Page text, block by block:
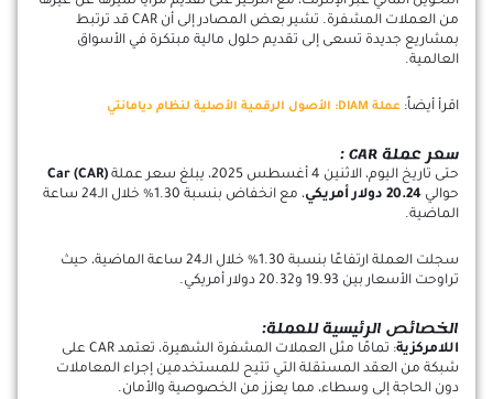
من العملات المشفرة. تشير بعض المصادر إلى أن CAR قد ترتبط
بمشاريع جديدة تسعى إلى تقديم حلول مالية مبتكرة في الأسواق
العالمية.
اقرأ أيضاً: عملة DIAM: الأصول الرقمية الأصلية لنظام ديامانتي
سعر عملة CAR :
حتى تاريخ اليوم، الاثنين 4 أغسطس 2025، يبلغ سعر عملة
Car (CAR)
حوالي 20.24 دولار أمريكي
، مع انخفاض بنسبة 1.30% خلال الـ24 ساعة
الماضية.
سجلت العملة ارتفاعًا بنسبة 1.30% خلال الـ24 ساعة الماضية، حيث
تراوحت الأسعار بين 19.93 و20.32 دولار أمريكي.
الخصائص الرئيسية للعملة:
اللامركزية
: تمامًا مثل العملات المشفرة الشهيرة، تعتمد CAR على
شبكة من العقد المستقلة التي تتيح للمستخدمين إجراء المعاملات
دون الحاجة إلى وسطاء، مما يعزز من الخصوصية والأمان.